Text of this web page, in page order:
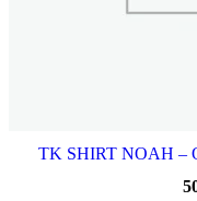
TK SHIRT NOAH –